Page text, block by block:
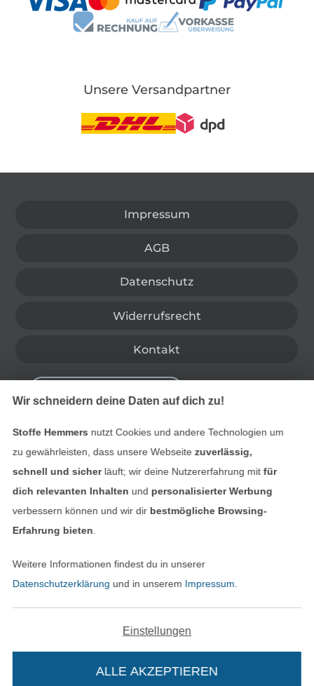
Unsere Versandpartner
Impressum
AGB
Datenschutz
Widerrufsrecht
Kontakt
Finde mehr Inspiration
Deutsch
Nederlands
In den niederländischen
(France)
In den
Wir schneidern deine Daten auf dich zu!
Stoffe Hemmers nutzt Cookies und andere Technologien um
zu gewährleisten, dass unsere Webseite zuverlässig,
schnell und sicherläuft; wir deine Nutzererfahrung mitfür
dich relevanten Inhalten und personalisierter Werbung
verbessern können und wir dir bestmögliche Browsing-
Erfahrung bieten
Weitere Informationen findest du in unserer
Datenschutzerklärung und in unserem Impressum
Einstellungen
ALLE AKZEPTIEREN